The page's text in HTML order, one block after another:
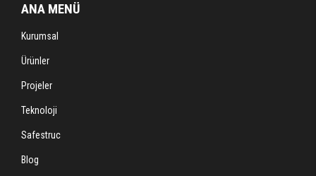
ANA MENÜ
Kurumsal
Ürünler
Projeler
Teknoloji
Safestruc
Blog